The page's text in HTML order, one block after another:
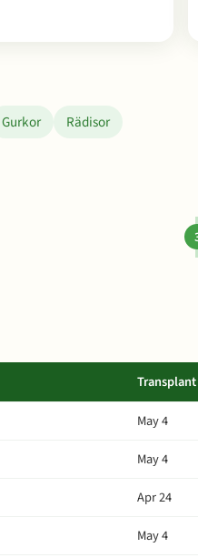
Gurkor Rädisor
Transplant
May 4
May 4
Apr 24
May 4